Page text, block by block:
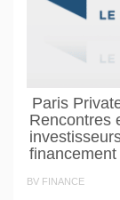
Paris
Rencontres
BV FINANCE